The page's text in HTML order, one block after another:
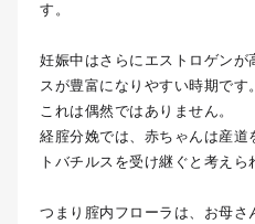
す。
妊娠中はさらにエストロゲン
スが豊富になりやすい時期です。
これは偶然ではありません。
経腟分娩では、赤ちゃんは産道
トバチルスを受け継ぐと考えら
つまり腟内フローラは、お母